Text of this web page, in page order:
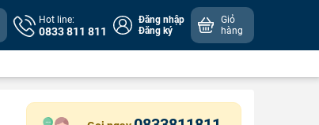
Hot line:
0833 811 811
Đăng nhập
Đăng ký
Giỏ
hàng